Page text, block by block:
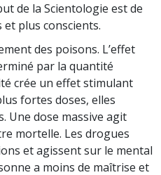
de la Scientologie est de
plus conscients.
des poisons. L’effet
par la quantité
crée un effet stimulant
fortes doses, elles
Une dose massive agit
mortelle. Les drogues
et agissent sur le mental
a moins de maîtrise et